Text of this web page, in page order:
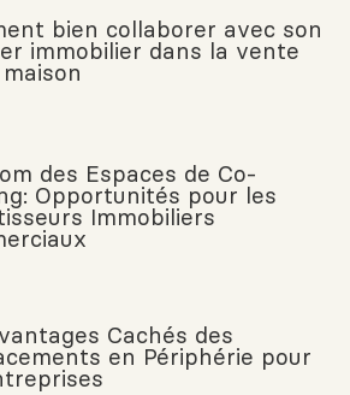
bien collaborer avec son
immobilier dans la vente
des Espaces de Co-
Opportunités pour les
Immobiliers
Cachés des
en Périphérie pour